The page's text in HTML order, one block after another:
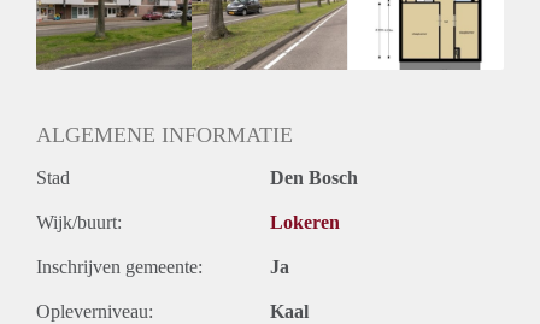
3,1 X Maandhuur Bruto
Huurtermijn
Onbepaalde termijn
ALGEMENE INFORMATIE
Stad Den Bosch
Wijk/buurt: Lokeren
Inschrijven gemeente: Ja
Opleverniveau: Kaal